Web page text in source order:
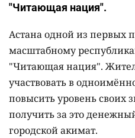
"Читающая нация".
Астана одной из первых
масштабному
"Читающая нация".
участвовать в
повысить уровень своих
получить за это
городской акимат.